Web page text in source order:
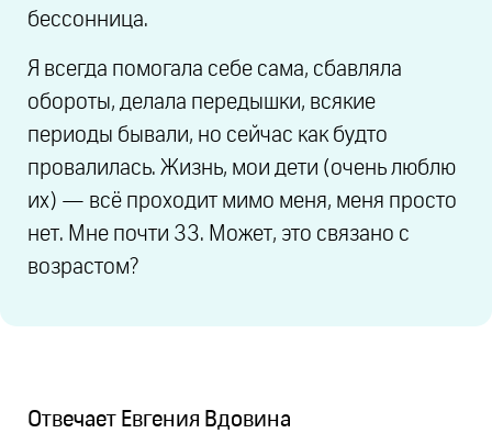
бессонница.
Я всегда помогала себе сама, сбавляла
обороты, делала передышки, всякие
периоды бывали, но сейчас как будто
провалилась. Жизнь, мои дети (очень люблю
их) — всё проходит мимо меня, меня просто
нет. Мне почти 33. Может, это связано с
возрастом?
Отвечает Евгения Вдовина